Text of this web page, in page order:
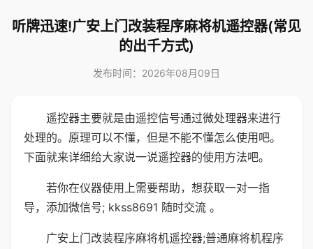
听牌迅速!广安上门改装程序麻将机遥控器(常见
的出千方式)
发布时间：2026年08月09日
遥控器主要就是由遥控信号通过微处理器来进行
处理的。原理可以不懂，但是不能不懂怎么使用吧。
下面就来详细给大家说一说遥控器的使用方法吧。
若你在仪器使用上需要帮助，想获取一对一指
导，添加微信号; kkss8691 随时交流 。
广安上门改装程序麻将机遥控器;普通麻将机程序